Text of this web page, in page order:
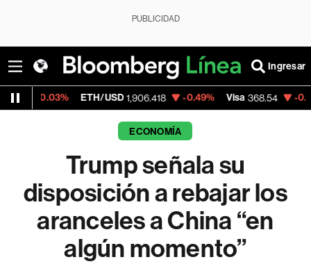
PUBLICIDAD
Ingresar
ETH/USD 1,906.418 -0.49% Visa 368.54 -0.28%
ECONOMÍA
Trump señala su
disposición a rebajar los
aranceles a China “en
algún momento”